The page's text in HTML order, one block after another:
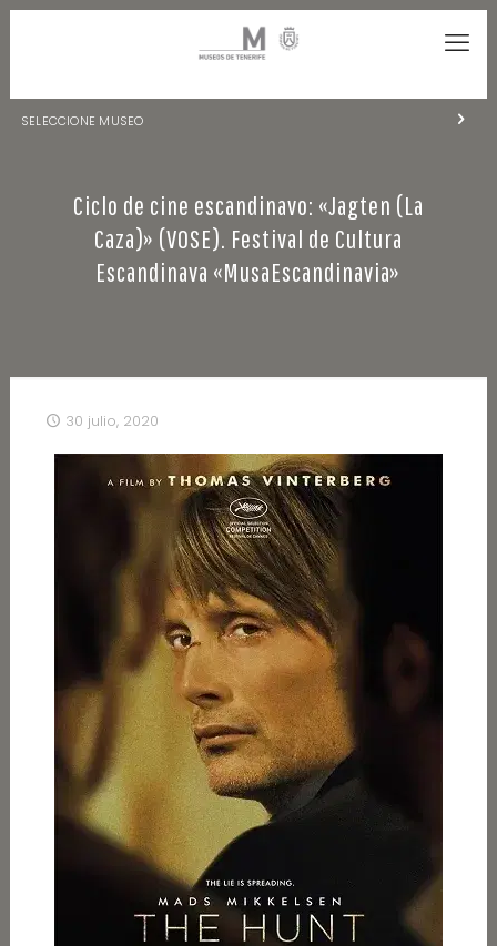
SELECCIONE MUSEO
NATURALEZA Y ARQUEOLOGÍA
LA CIENCIA Y EL COSMOS
Ciclo de cine escandinavo: «Jagten (La
Caza)» (VOSE). Festival de Cultura
Escandinava «MusaEscandinavia»
30 julio, 2020